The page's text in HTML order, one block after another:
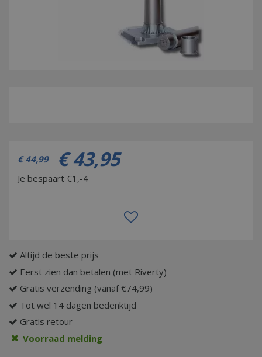
€ 44,99 € 43,95
Je bespaart €1,-4
Altijd de beste prijs
Eerst zien dan betalen (met Riverty)
Gratis verzending (vanaf €74,99)
Tot wel 14 dagen bedenktijd
Gratis retour
Voorraad melding